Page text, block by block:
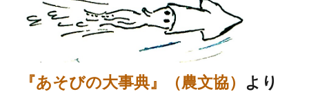
『あそびの大事典』（農文協） より